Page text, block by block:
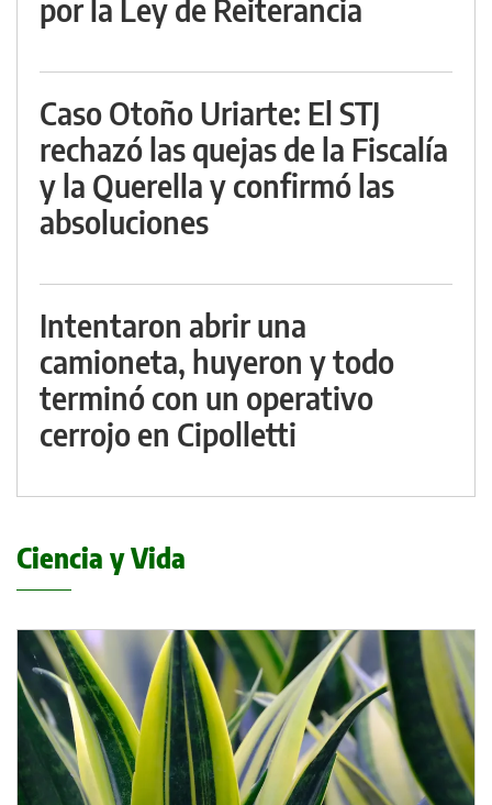
por la Ley de Reiterancia
Caso Otoño Uriarte: El STJ
rechazó las quejas de la Fiscalía
y la Querella y confirmó las
absoluciones
Intentaron abrir una
camioneta, huyeron y todo
terminó con un operativo
cerrojo en Cipolletti
Ciencia y Vida